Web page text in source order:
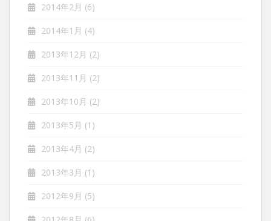
2014年2月 (6)
2014年1月 (4)
2013年12月 (2)
2013年11月 (2)
2013年10月 (2)
2013年5月 (1)
2013年4月 (2)
2013年3月 (1)
2012年9月 (5)